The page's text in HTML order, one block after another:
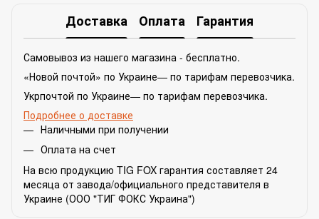
Доставка Оплата Гарантия
Самовывоз из нашего магазина - бесплатно.
«Новой почтой» по Украине— по тарифам перевозчика.
Укрпочтой по Украине— по тарифам перевозчика.
Подробнее о доставке
Наличными при получении
Оплата на счет
На всю продукцию TIG FOX гарантия составляет 24
месяца от завода/официального представителя в
Украине (ООО "ТИГ ФОКС Украина")